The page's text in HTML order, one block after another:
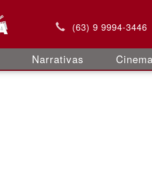
(63) 9 9994-3446
Narrativas